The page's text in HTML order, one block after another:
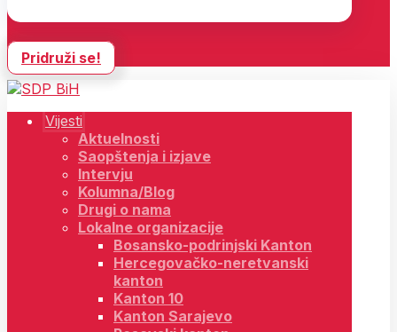
Pridruži se!
Vijesti
Aktuelnosti
Saopštenja i izjave
Intervju
Kolumna/Blog
Drugi o nama
Lokalne organizacije
Bosansko-podrinjski Kanton
Hercegovačko-neretvanski
kanton
Kanton 10
Kanton Sarajevo